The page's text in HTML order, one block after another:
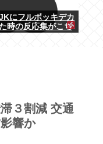
JKにフルボッキデカ
時の反応集がこち
３割減 交通
響か